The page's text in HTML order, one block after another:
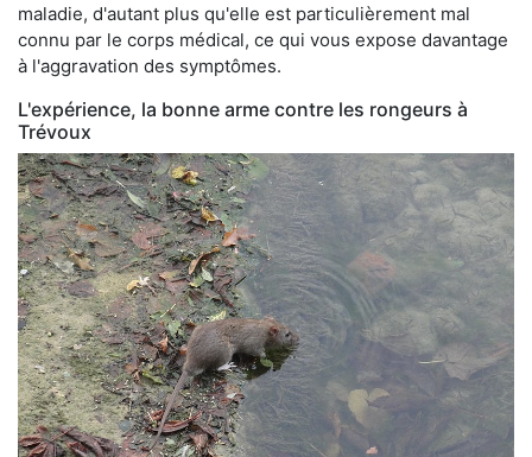
maladie, d'autant plus qu'elle est particulièrement mal
connu par le corps médical, ce qui vous expose davantage
à l'aggravation des symptômes.
L'expérience, la bonne arme contre les rongeurs à
Trévoux